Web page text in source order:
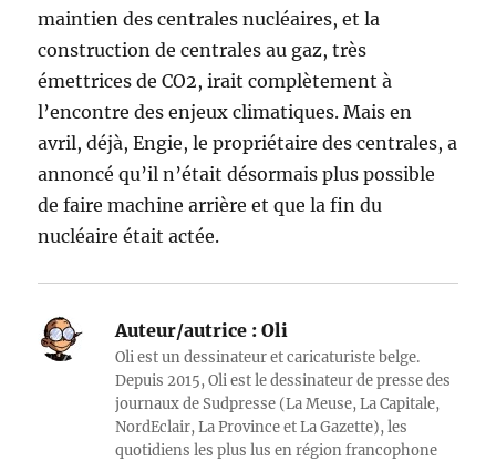
maintien des centrales nucléaires, et la
construction de centrales au gaz, très
émettrices de CO2, irait complètement à
l’encontre des enjeux climatiques. Mais en
avril, déjà, Engie, le propriétaire des centrales, a
annoncé qu’il n’était désormais plus possible
de faire machine arrière et que la fin du
nucléaire était actée.
Auteur/autrice : Oli
Oli est un dessinateur et caricaturiste belge.
Depuis 2015, Oli est le dessinateur de presse des
journaux de Sudpresse (La Meuse, La Capitale,
NordEclair, La Province et La Gazette), les
quotidiens les plus lus en région francophone